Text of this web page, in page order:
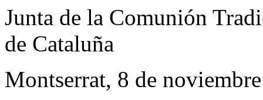
Junta de la Comunión
de Cataluña
Montserrat, 8 de